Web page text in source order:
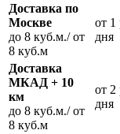
Доставка по
Москве
до 8 куб.м./ от
8 куб.м
oт 1
дня
Доставка
МКАД + 10
км
до 8 куб.м./ от
8 куб.м
oт 2
дня